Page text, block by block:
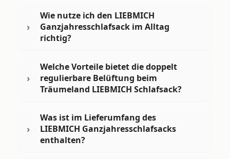
Wie nutze ich den LIEBMICH
Ganzjahresschlafsack im Alltag
richtig?
Welche Vorteile bietet die doppelt
regulierbare Belüftung beim
Träumeland LIEBMICH Schlafsack?
Was ist im Lieferumfang des
LIEBMICH Ganzjahresschlafsacks
enthalten?